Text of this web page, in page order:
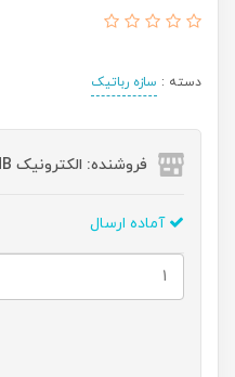
دسته : سازه رباتیک
فروشنده: الکترونیک 121HB
آماده ارسال